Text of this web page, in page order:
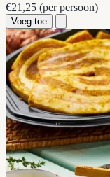
€21,25 (per persoon)
Voeg toe